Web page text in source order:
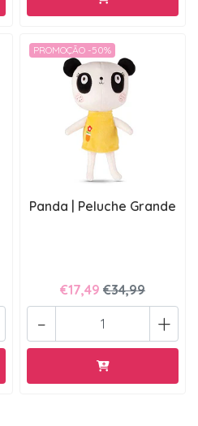
PROMOÇÃO -50%
Panda | Peluche Grande
€17,49 €34,99
+
-